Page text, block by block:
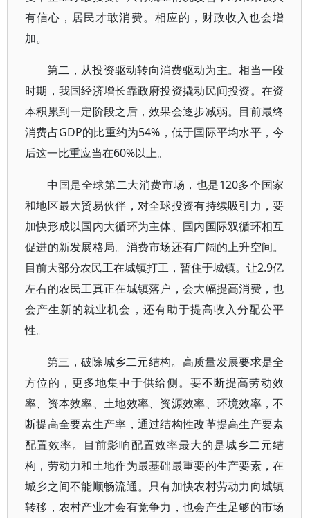
有信心，居民才敢消费。相应的，财政收入也会增
加。
第二，从投资驱动转向消费驱动为主。相当一段
时期，我国经济增长靠政府投资撬动民间投资。在资
本积累到一定阶段之后，效果会逐步减弱。目前最终
消费占GDP的比重约为54%，低于国际平均水平，今
后这一比重应当在60%以上。
中国是全球第二大消费市场，也是120多个国家
和地区最大贸易伙伴，对全球投资有持续吸引力，要
加快形成以国内大循环为主体、国内国际双循环相互
促进的新发展格局。消费市场还有广阔的上升空间。
目前大部分农民工在城镇打工，暂住于城镇。让2.9亿
左右的农民工真正在城镇落户，会大幅提高消费，也
会产生新的就业机会，还有助于提高收入分配公平
性。
第三，破除城乡二元结构。高质量发展要求是全
方位的，更多地集中于供给侧。要不断提高劳动效
率、资本效率、土地效率、资源效率、环境效率，不
断提高全要素生产率，通过结构性改革提高生产要素
配置效率。目前影响配置效率最大的是城乡二元结
构，劳动力和土地作为最基础最重要的生产要素，在
城乡之间不能顺畅流通。只有加快农村劳动力向城镇
转移，农村产业才会有竞争力，也会产生足够的市场